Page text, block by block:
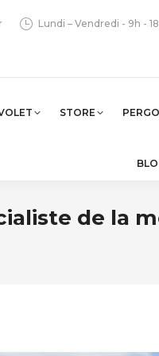
Lundi – Vendredi - 9h -
STORE
de la